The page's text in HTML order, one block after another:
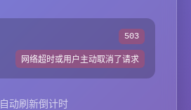
503
网络超时或用户主动取消了请求
自动刷新倒计时